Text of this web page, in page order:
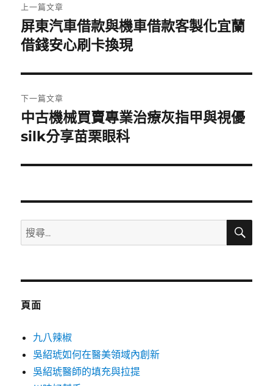
章
導
覽
上一篇文章
上
一
文
章:
屏東汽車借款與機車借款客製化宜蘭
借錢安心刷卡換現
下一篇文章
下
一
文
中古機械買賣專業治療灰指甲與視優
silk分享苗栗眼科
搜
尋
鍵
搜
頁面
九八辣椒
吳紹琥如何在醫美領域內創新
吳紹琥醫師的填充與拉提